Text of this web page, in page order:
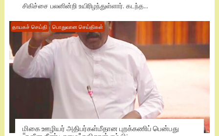
சிகிச்சை பலனின்றி உயிரிழந்துள்ளார். கடந்த...
தாயகச் செய்தி பொதுவான செய்திகள்
மிகை ஊழியர் அதிபர்கள்மீதான புறக்கணிப் பென்பது